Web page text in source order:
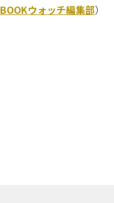
BOOKウォッチ編集部）